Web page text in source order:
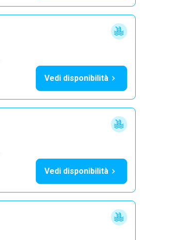
Vedi disponibilità
Vedi disponibilità